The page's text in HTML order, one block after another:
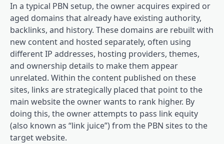
In a typical PBN setup, the owner acquires expired or
aged domains that already have existing authority,
backlinks, and history. These domains are rebuilt with
new content and hosted separately, often using
different IP addresses, hosting providers, themes,
and ownership details to make them appear
unrelated. Within the content published on these
sites, links are strategically placed that point to the
main website the owner wants to rank higher. By
doing this, the owner attempts to pass link equity
(also known as “link juice”) from the PBN sites to the
target website.